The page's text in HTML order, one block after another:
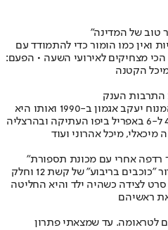
טוב של המדינה"
ואין כמו הומור כדי להתמודד עם
מצחיקים לאירועי השעה • הפעם:
הקטנה
פסטיבל תיאטרונטו, שייסד בעלה המנוח יעקב אגמון ב-1990 ואותו היא
מנהלת כיום, יתקיים השנה בין ה-4 ל-6 באפריל ביפו העתיקה ובהרצליה
מיכל אהרוני ועוד
רדפה אחרי עם מכונת תספורת"
רועי בר נתן השתתף בתכנית הבידור "כוכבים בריבוע" של קשת 12 וחלק
סרט לצידה כשהיה ילד והיא החליטה
ראשיהם
לטראומה. עד שמצאתי פתרון